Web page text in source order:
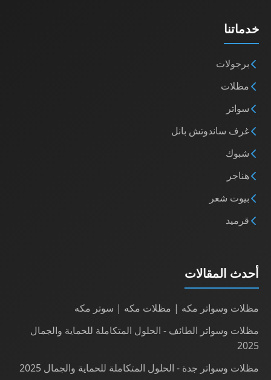
خدماتنا
برجولات
مظلات
سواتر
غرف ساندوتش بانل
شبوك
هناجر
بيوت شعر
قرميد
أحدث المقالات
مظلات وسواتر مكه | مظلات مكه | سوتر مكه
مظلات وسواتر الطائف - الحلول المتكاملة للحماية والجمال
2025
مظلات وسواتر جدة - الحلول المتكاملة للحماية والجمال 2025